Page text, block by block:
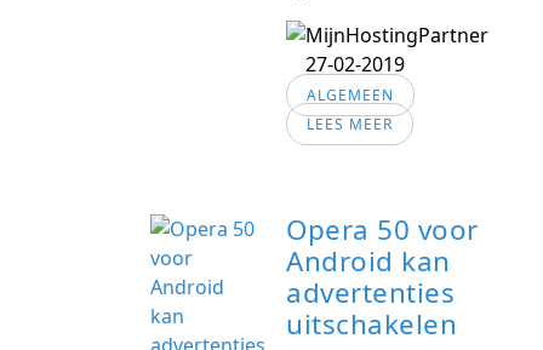
27-02-2019
ALGEMEEN
LEES MEER
Opera 50 voor
Android kan
advertenties
uitschakelen